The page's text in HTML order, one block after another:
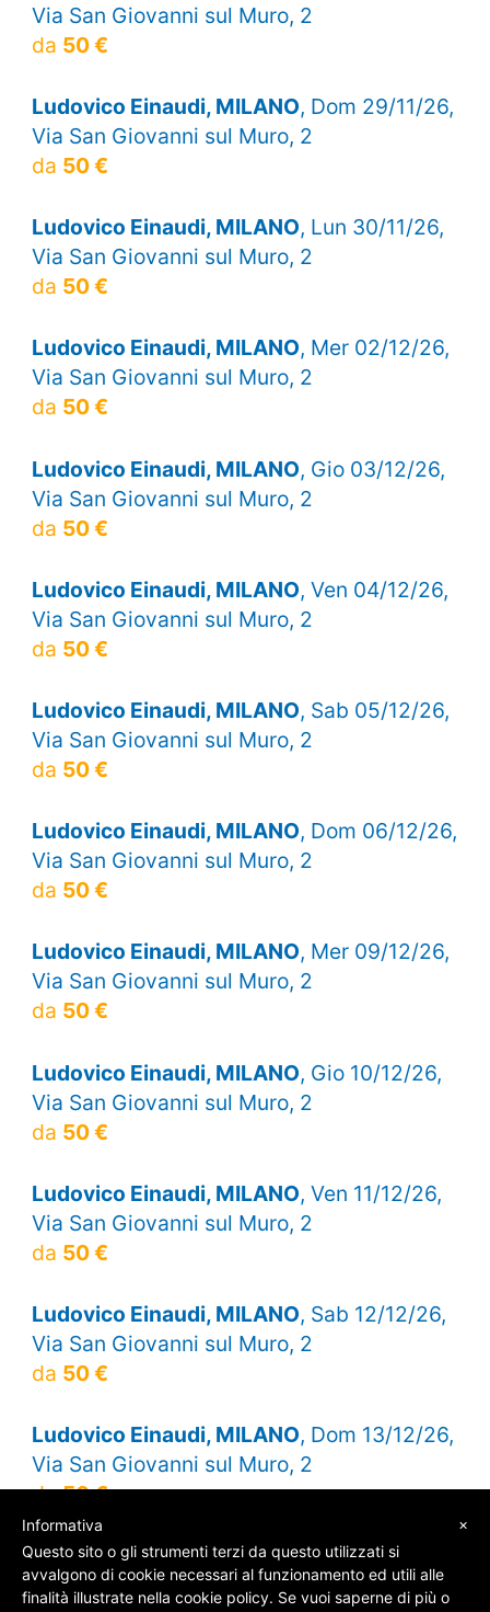
Via San Giovanni sul Muro, 2
da 50 €
Ludovico Einaudi, MILANO, Dom 29/11/26,
Via San Giovanni sul Muro, 2
da 50 €
Ludovico Einaudi, MILANO, Lun 30/11/26,
Via San Giovanni sul Muro, 2
da 50 €
Ludovico Einaudi, MILANO, Mer 02/12/26,
Via San Giovanni sul Muro, 2
da 50 €
Ludovico Einaudi, MILANO, Gio 03/12/26,
Via San Giovanni sul Muro, 2
da 50 €
Ludovico Einaudi, MILANO, Ven 04/12/26,
Via San Giovanni sul Muro, 2
da 50 €
Ludovico Einaudi, MILANO, Sab 05/12/26,
Via San Giovanni sul Muro, 2
da 50 €
Ludovico Einaudi, MILANO, Dom 06/12/26,
Via San Giovanni sul Muro, 2
da 50 €
Ludovico Einaudi, MILANO, Mer 09/12/26,
Via San Giovanni sul Muro, 2
da 50 €
Ludovico Einaudi, MILANO, Gio 10/12/26,
Via San Giovanni sul Muro, 2
da 50 €
Ludovico Einaudi, MILANO, Ven 11/12/26,
Via San Giovanni sul Muro, 2
da 50 €
Ludovico Einaudi, MILANO, Sab 12/12/26,
Via San Giovanni sul Muro, 2
da 50 €
Ludovico Einaudi, MILANO, Dom 13/12/26,
Via San Giovanni sul Muro, 2
da50 €
×
Informativa
Questo sito o gli strumenti terzi da questo utilizzati si
avvalgono di cookie necessari al funzionamento ed utili alle
finalità illustrate nella cookie policy. Se vuoi saperne di più o